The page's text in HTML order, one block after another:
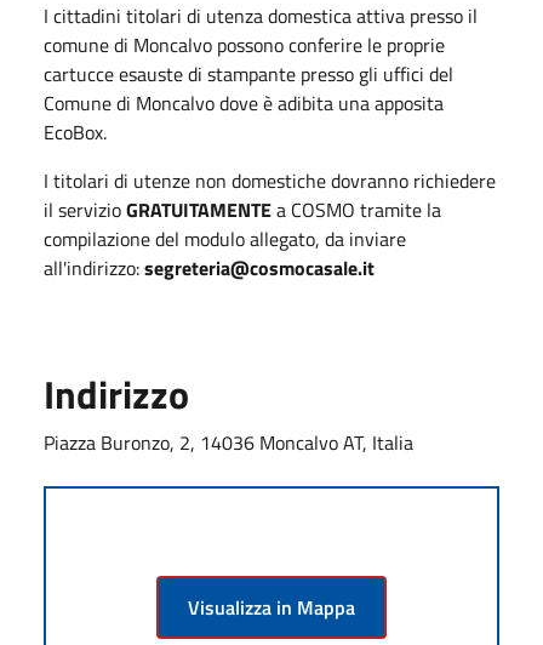
I cittadini titolari di utenza domestica attiva presso il
comune di Moncalvo possono conferire le proprie
cartucce esauste di stampante presso gli uffici del
Comune di Moncalvo dove è adibita una apposita
EcoBox.
I titolari di utenze non domestiche dovranno richiedere
il servizioGRATUITAMENTEa COSMO tramite la
compilazione del modulo allegato, da inviare
all'indirizzo:segreteria@cosmocasale.it
Indirizzo
Piazza Buronzo, 2, 14036 Moncalvo AT, Italia
Visualizza in Mappa